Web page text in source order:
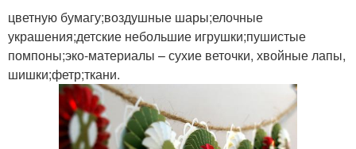
цветную бумагу;воздушные шары;елочные
украшения;детские небольшие игрушки;пушистые
помпоны;эко-материалы – сухие веточки, хвойные лапы,
шишки;фетр;ткани.